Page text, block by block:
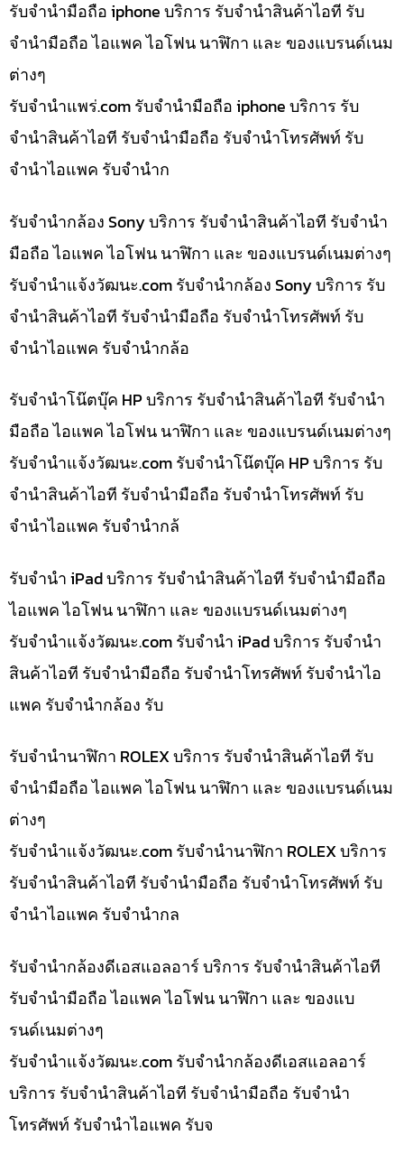
รับจำนำมือถือ iphone บริการ รับจำนำสินค้าไอที รับ
จำนำมือถือ ไอแพค ไอโฟน นาฬิกา และ ของแบรนด์เนม
ต่างๆ
รับจํานําแพร่.com รับจำนำมือถือ iphone บริการ รับ
จำนำสินค้าไอที รับจำนำมือถือ รับจำนำโทรศัพท์ รับ
จำนำไอแพค รับจำนำก
รับจำนำกล้อง Sony บริการ รับจำนำสินค้าไอที รับจำนำ
มือถือ ไอแพค ไอโฟน นาฬิกา และ ของแบรนด์เนมต่างๆ
รับจํานําแจ้งวัฒนะ.com รับจำนำกล้อง Sony บริการ รับ
จำนำสินค้าไอที รับจำนำมือถือ รับจำนำโทรศัพท์ รับ
จำนำไอแพค รับจำนำกล้อ
รับจำนำโน๊ตบุ๊ค HP บริการ รับจำนำสินค้าไอที รับจำนำ
มือถือ ไอแพค ไอโฟน นาฬิกา และ ของแบรนด์เนมต่างๆ
รับจํานําแจ้งวัฒนะ.com รับจำนำโน๊ตบุ๊ค HP บริการ รับ
จำนำสินค้าไอที รับจำนำมือถือ รับจำนำโทรศัพท์ รับ
จำนำไอแพค รับจำนำกล้
รับจำนำ iPad บริการ รับจำนำสินค้าไอที รับจำนำมือถือ
ไอแพค ไอโฟน นาฬิกา และ ของแบรนด์เนมต่างๆ
รับจํานําแจ้งวัฒนะ.com รับจำนำ iPad บริการ รับจำนำ
สินค้าไอที รับจำนำมือถือ รับจำนำโทรศัพท์ รับจำนำไอ
แพค รับจำนำกล้อง รับ
รับจำนำนาฬิกา ROLEX บริการ รับจำนำสินค้าไอที รับ
จำนำมือถือ ไอแพค ไอโฟน นาฬิกา และ ของแบรนด์เนม
ต่างๆ
รับจํานําแจ้งวัฒนะ.com รับจำนำนาฬิกา ROLEX บริการ
รับจำนำสินค้าไอที รับจำนำมือถือ รับจำนำโทรศัพท์ รับ
จำนำไอแพค รับจำนำกล
รับจำนำกล้องดีเอสแอลอาร์ บริการ รับจำนำสินค้าไอที
รับจำนำมือถือ ไอแพค ไอโฟน นาฬิกา และ ของแบ
รนด์เนมต่างๆ
รับจํานําแจ้งวัฒนะ.com รับจำนำกล้องดีเอสแอลอาร์
บริการ รับจำนำสินค้าไอที รับจำนำมือถือ รับจำนำ
โทรศัพท์ รับจำนำไอแพค รับจ